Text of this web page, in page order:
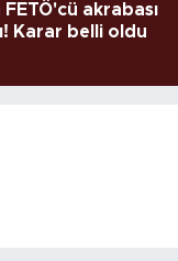
akrabası
Karar belli oldu